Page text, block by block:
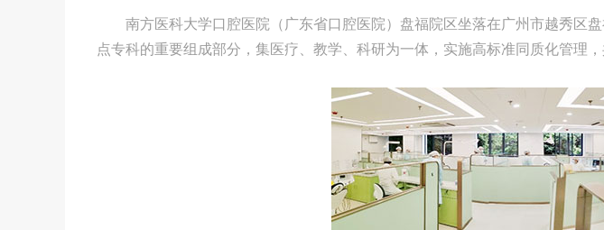
南方医科大学口腔医院（广东省口腔医院）盘福院区坐落在广州市越秀区
点专科的重要组成部分，集医疗、教学、科研为一体，实施高标准同质化管理